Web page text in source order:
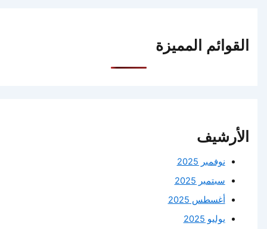
القوائم المميزة
الأرشيف
نوفمبر 2025
سبتمبر 2025
أغسطس 2025
يوليو 2025